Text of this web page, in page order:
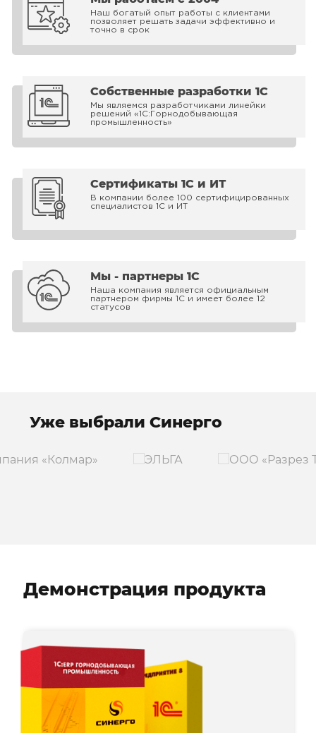
Наш богатый опыт работы с клиентами
позволяет решать задачи эффективно и
точно в срок
Собственные разработки 1С
Мы являемся разработчиками линейки
решений «1С:Горнодобывающая
промышленность»
Сертификаты 1С и ИТ
В компании более 100 сертифицированных
специалистов 1С и ИТ
Мы - партнеры 1С
Наша компания является официальным
партнером фирмы 1С и имеет более 12
статусов
Уже выбрали Синерго
Демонстрация продукта